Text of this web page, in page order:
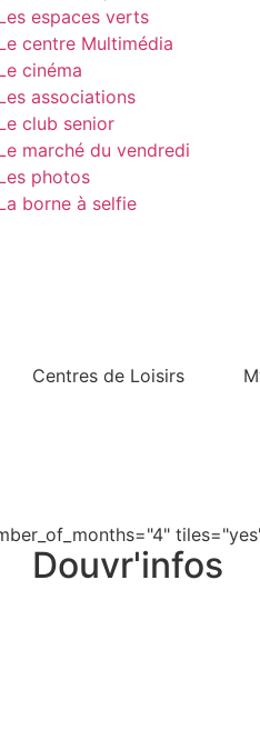
espaces verts
centre Multimédia
cinéma
associations
club senior
marché du vendredi
photos
borne à selfie
Centres de Loisirs
Douvr'infos